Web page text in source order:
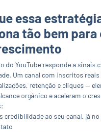
essa
tão bem para
do YouTube responde a sinais
Um canal com inscritos
retenção e cliques —
orgânico e aceleram o
credibilidade ao seu canal, já